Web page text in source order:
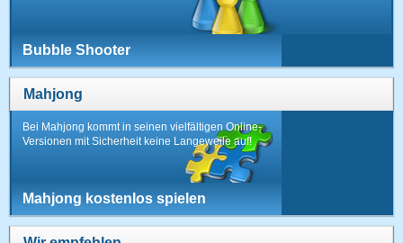
Bubble Shooter
Mahjong
Bei Mahjong kommt in seinen vielfältigen Online-
Versionen mit Sicherheit keine Langeweile auf!
Mahjong kostenlos spielen